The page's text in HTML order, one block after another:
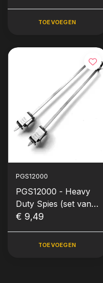
TOEVOEGEN
PGS12000
PGS12000 - Heavy
Duty Spies (set van
2)
€ 9,49
TOEVOEGEN